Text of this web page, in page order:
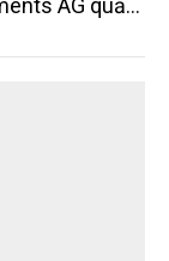
nguồn vốn
AG quản